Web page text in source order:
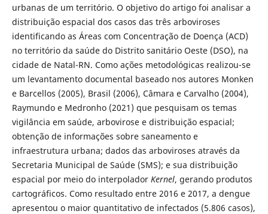
urbanas de um território. O objetivo do artigo foi analisar a
distribuição espacial dos casos das três arboviroses
identificando as Áreas com Concentração de Doença (ACD)
no território da saúde do Distrito sanitário Oeste (DSO), na
cidade de Natal-RN. Como ações metodológicas realizou-se
um levantamento documental baseado nos autores Monken
e Barcellos (2005), Brasil (2006), Câmara e Carvalho (2004),
Raymundo e Medronho (2021) que pesquisam os temas
vigilância em saúde, arbovirose e distribuição espacial;
obtenção de informações sobre saneamento e
infraestrutura urbana; dados das arboviroses através da
Secretaria Municipal de Saúde (SMS); e sua distribuição
espacial por meio do interpolador Kernel, gerando produtos
cartográficos. Como resultado entre 2016 e 2017, a dengue
apresentou o maior quantitativo de infectados (5.806 casos),